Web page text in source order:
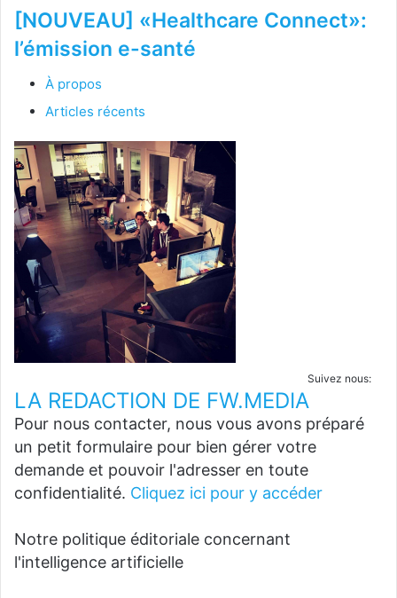
[NOUVEAU] «Healthcare Connect»:
l’émission e-santé
À propos
Articles récents
Suivez nous:
LA REDACTION DE FW.MEDIA
Pour nous contacter, nous vous avons préparé
un petit formulaire pour bien gérer votre
demande et pouvoir l'adresser en toute
confidentialité. Cliquez ici pour y accéder
Notre politique éditoriale concernant
l'intelligence artificielle